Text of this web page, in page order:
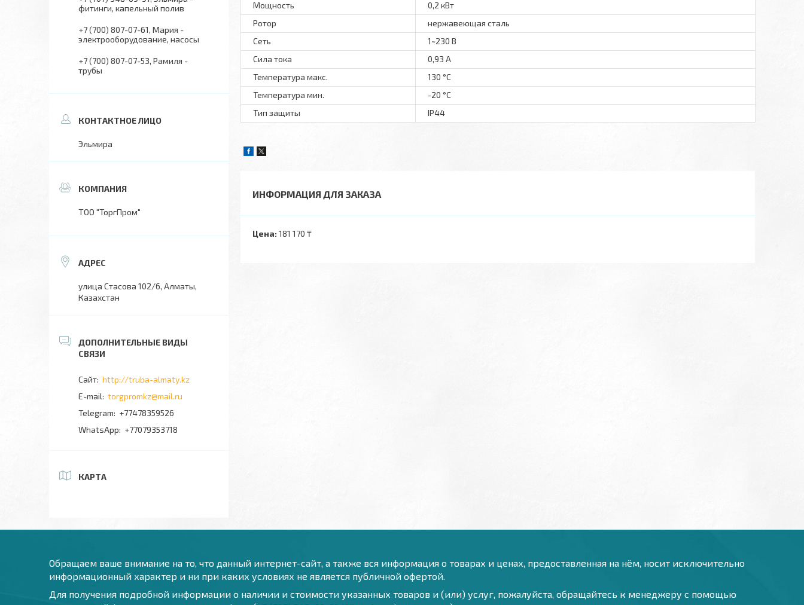
Мощность
0,2 кВт
Ротор
нержавеющая сталь
Сеть
1~230 В
Сила тока
0,93 А
Температура макс.
130 °С
Температура мин.
-20 °С
Тип защиты
IP44
ИНФОРМАЦИЯ ДЛЯ ЗАКАЗА
Цена: 181 170 ₸
фитинги, капельный полив
+7 (700) 807-07-61 Мария -
электрооборудование, насосы
+7 (700) 807-07-53 Рамиля -
трубы
Эльмира
ТОО "ТоргПром"
улица Стасова 102/6, Алматы,
Казахстан
http://truba-almaty.kz
torgpromkz@mail.ru
+77478359526
+77079353718
КАРТА
Обращаем ваше внимание на то, что данный интернет-сайт, а также вся информация о товарах и ценах, предоставленная на нём, носит исключительно
информационный характер и ни при каких условиях не является публичной офертой.
Для получения подробной информации о наличии и стоимости указанных товаров и (или) услуг, пожалуйста, обращайтесь к менеджеру с помощью